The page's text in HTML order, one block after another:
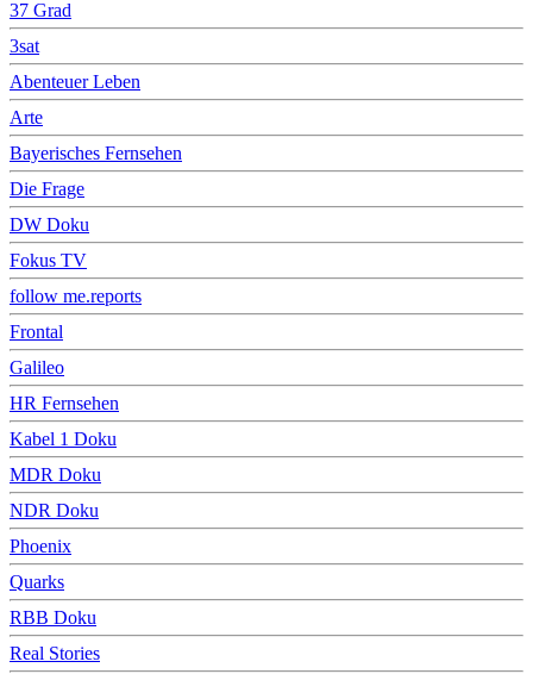
37 Grad
3sat
Abenteuer Leben
Arte
Bayerisches Fernsehen
Die Frage
DW Doku
Fokus TV
follow me.reports
Frontal
Galileo
HR Fernsehen
Kabel 1 Doku
MDR Doku
NDR Doku
Phoenix
Quarks
RBB Doku
Real Stories